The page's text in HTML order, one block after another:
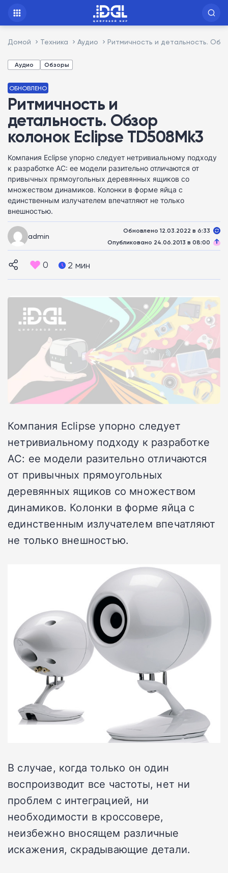
Домой Техника Аудио Ритмичность и детальность.
Аудио Обзоры
ОБНОВЛЕНО
Ритмичность и
детальность. Обзор
колонок Eclipse TD508Mk3
Компания Eclipse упорно следует нетривиальному подходу
к разработке АС: ее модели разительно отличаются от
привычных прямоугольных деревянных ящиков со
множеством динамиков. Колонки в форме яйца с
единственным излучателем впечатляют не только
внешностью.
admin
Обновлено 12.03.2022 в 6:33
Опубликовано 24.06.2013 в 08:00
0 2 мин
Компания Eclipse упорно следует
нетривиальному подходу к разработке
АС: ее модели разительно отличаются
от привычных прямоугольных
деревянных ящиков со множеством
динамиков. Колонки в форме яйца с
единственным излучателем впечатляют
не только внешностью.
В случае, когда только он один
воспроизводит все частоты, нет ни
проблем с интеграцией, ни
необходимости в кроссовере,
неизбежно вносящем различные
искажения, скрадывающие детали.